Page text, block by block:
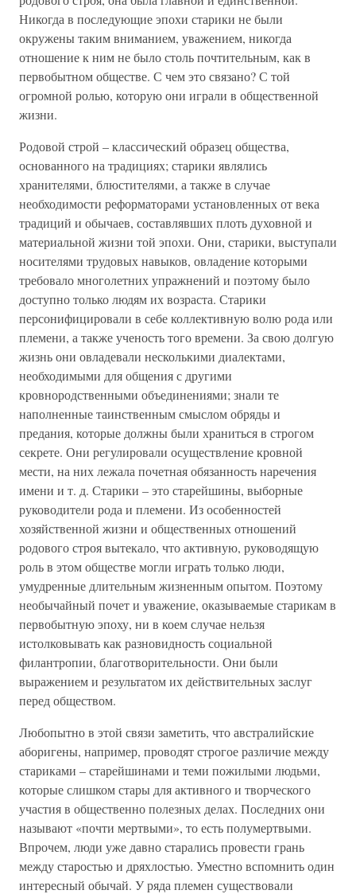
Никогда в последующие эпохи старики не были
окружены таким вниманием, уважением, никогда
отношение к ним не было столь почтительным, как в
первобытном обществе. С чем это связано? С той
огромной ролью, которую они играли в общественной
жизни.
Родовой строй – классический образец общества,
основанного на традициях; старики являлись
хранителями, блюстителями, а также в случае
необходимости реформаторами установленных от века
традиций и обычаев, составлявших плоть духовной и
материальной жизни той эпохи. Они, старики, выступали
носителями трудовых навыков, овладение которыми
требовало многолетних упражнений и поэтому было
доступно только людям их возраста. Старики
персонифицировали в себе коллективную волю рода или
племени, а также ученость того времени. За свою долгую
жизнь они овладевали несколькими диалектами,
необходимыми для общения с другими
кровнородственными объединениями; знали те
наполненные таинственным смыслом обряды и
предания, которые должны были храниться в строгом
секрете. Они регулировали осуществление кровной
мести, на них лежала почетная обязанность наречения
имени и т. д. Старики – это старейшины, выборные
руководители рода и племени. Из особенностей
хозяйственной жизни и общественных отношений
родового строя вытекало, что активную, руководящую
роль в этом обществе могли играть только люди,
умудренные длительным жизненным опытом. Поэтому
необычайный почет и уважение, оказываемые старикам в
первобытную эпоху, ни в коем случае нельзя
истолковывать как разновидность социальной
филантропии, благотворительности. Они были
выражением и результатом их действительных заслуг
перед обществом.
Любопытно в этой связи заметить, что австралийские
аборигены, например, проводят строгое различие между
стариками – старейшинами и теми пожилыми людьми,
которые слишком стары для активного и творческого
участия в общественно полезных делах. Последних они
называют «почти мертвыми», то есть полумертвыми.
Впрочем, люди уже давно старались провести грань
между старостью и дряхлостью. Уместно вспомнить один
интересный обычай. У ряда племен существовали